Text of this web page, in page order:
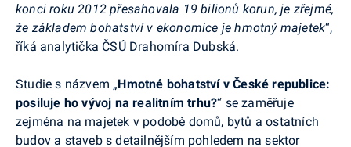
konci roku 2012 přesahovala 19 bilionů korun, je zřejmé,
že základem bohatství v ekonomice je hmotný majetek“,
říká analytička ČSÚ Drahomíra Dubská.
Studie s názvem „Hmotné bohatství v České republice:
posiluje ho vývoj na realitním trhu?“ se zaměřuje
zejména na majetek v podobě domů, bytů a ostatních
budov a staveb s detailnějším pohledem na sektor